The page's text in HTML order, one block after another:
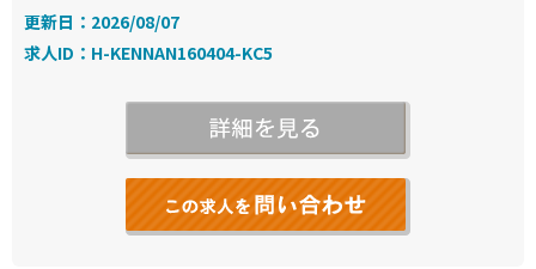
更新日：2026/08/07
求人ID：H-KENNAN160404-KC5